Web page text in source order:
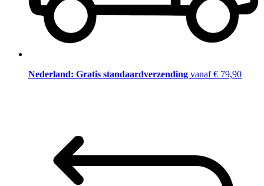
Nederland: Gratis standaardverzending vanaf € 79,90